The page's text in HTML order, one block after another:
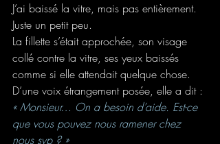
J’ai baissé la vitre, mais pas entièrement.
Juste un petit peu.
La fillette s’était approchée, son visage
collé contre la vitre, ses yeux baissés
comme si elle attendait quelque chose.
D’une voix étrangement posée, elle a dit :
« Monsieur… On a besoin d’aide. Est-ce
que vous pouvez nous ramener chez
nous svp ? »